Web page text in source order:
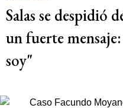
Salas se despidió
un fuerte
soy"